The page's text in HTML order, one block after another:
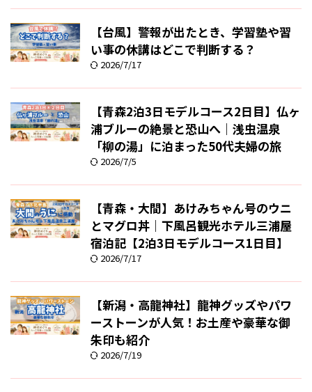
【台風】警報が出たとき、学習塾や習
い事の休講はどこで判断する？
2026/7/17
【青森2泊3日モデルコース2日目】仏ヶ
浦ブルーの絶景と恐山へ｜浅虫温泉
「柳の湯」に泊まった50代夫婦の旅
2026/7/5
【青森・大間】あけみちゃん号のウニ
とマグロ丼｜下風呂観光ホテル三浦屋
宿泊記【2泊3日モデルコース1日目】
2026/7/17
【新潟・高龍神社】龍神グッズやパワ
ーストーンが人気！お土産や豪華な御
朱印も紹介
2026/7/19